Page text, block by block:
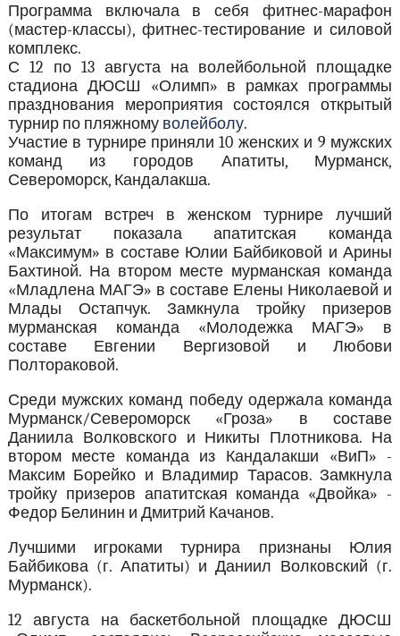
Программа включала в себя фитнес-марафон
(мастер-классы), фитнес-тестирование и силовой
комплекс.
С 12 по 13 августа на волейбольной площадке
стадиона ДЮСШ «Олимп» в рамках программы
празднования мероприятия состоялся открытый
турнир по пляжному волейболу.
Участие в турнире приняли 10 женских и 9 мужских
команд из городов Апатиты, Мурманск,
Североморск, Кандалакша.
По итогам встреч в женском турнире лучший
результат показала апатитская команда
«Максимум» в составе Юлии Байбиковой и Арины
Бахтиной. На втором месте мурманская команда
«Младлена МАГЭ» в составе Елены Николаевой и
Млады Остапчук. Замкнула тройку призеров
мурманская команда «Молодежка МАГЭ» в
составе Евгении Вергизовой и Любови
Полтораковой.
Среди мужских команд победу одержала команда
Мурманск/Североморск «Гроза» в составе
Даниила Волковского и Никиты Плотникова. На
втором месте команда из Кандалакши «ВиП» -
Максим Борейко и Владимир Тарасов. Замкнула
тройку призеров апатитская команда «Двойка» -
Федор Белинин и Дмитрий Качанов.
Лучшими игроками турнира признаны Юлия
Байбикова (г. Апатиты) и Даниил Волковский (г.
Мурманск).
12 августа на баскетбольной площадке ДЮСШ